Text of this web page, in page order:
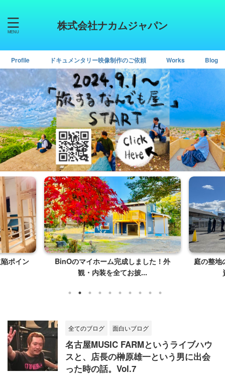
株式会社ナカムジャパン
Profile ドキュメンタリー映像制作のご依頼 Works Blog
ポイン
BinOのマイホーム完成しました！外
観・内装を全てお披...
庭の整地
全てのブログ 面白いブログ
名古屋MUSIC FARMというライブハウ
スと、店長の榊原雄一という男に出会
った時の話。Vol.7